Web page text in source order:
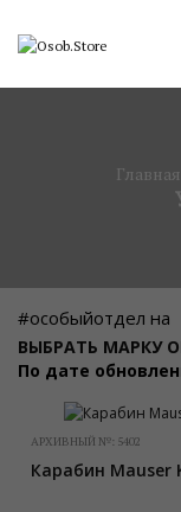
Главная
#особыйотдел на
ВЫБРАТЬ МАРКУ
По дате
АРХИВНЫЙ №: 5402
Карабин Mauser